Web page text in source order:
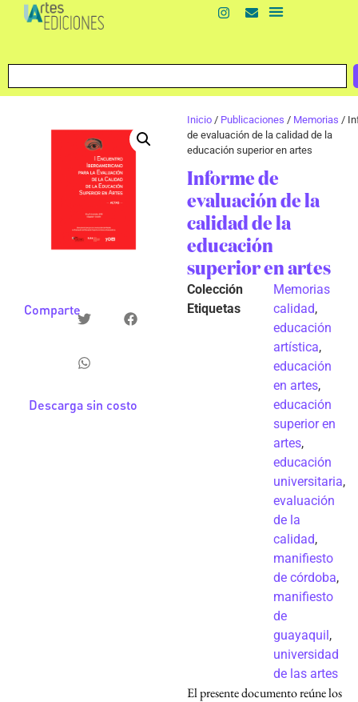
Comparte
Descarga sin costo
Inicio / Publicaciones / Memorias /
de evaluación de la calidad de la
educación superior en artes
Informe de
evaluación de la
calidad de la
educación
superior en artes
Colección
Memorias
Etiquetas
calidad,
educación
artística,
educación
en artes,
educación
superior en
artes,
educación
universitaria,
evaluación
de la
calidad,
manifiesto
de córdoba,
manifiesto
de
guayaquil,
universidad
de las artes
El presente documento reúne los